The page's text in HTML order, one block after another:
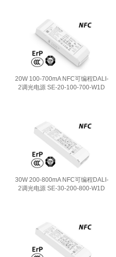
20W 100-700mA NFC可编程DALI-
2调光电源 SE-20-100-700-W1D
30W 200-800mA NFC可编程DALI-
2调光电源 SE-30-200-800-W1D